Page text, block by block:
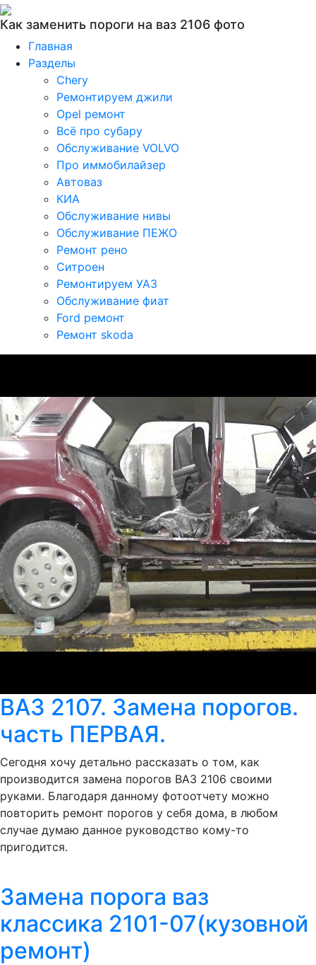
Как заменить пороги на ваз 2106 фото
Главная
Разделы
Chery
Ремонтируем джили
Opel ремонт
Всё про субару
Обслуживание VOLVO
Про иммобилайзер
Автоваз
КИА
Обслуживание нивы
Обслуживание ПЕЖО
Ремонт рено
Ситроен
Ремонтируем УАЗ
Обслуживание фиат
Ford ремонт
Ремонт skoda
ВАЗ 2107. Замена порогов.
часть ПЕРВАЯ.
Сегодня хочу детально рассказать о том, как
производится замена порогов ВАЗ 2106 своими
руками. Благодаря данному фотоотчету можно
повторить ремонт порогов у себя дома, в любом
случае думаю данное руководство кому-то
пригодится.
Замена порога ваз
классика 2101-07(кузовной
ремонт)